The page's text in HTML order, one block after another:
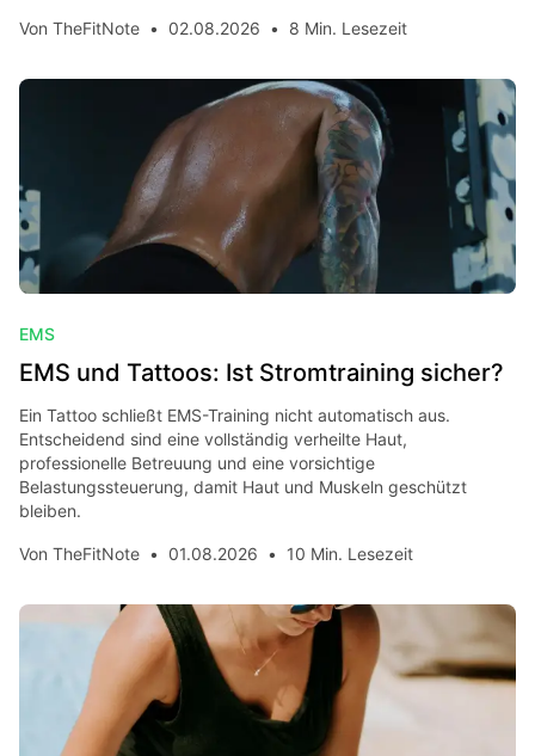
Von TheFitNote • 02.08.2026 • 8 Min. Lesezeit
EMS
EMS und Tattoos: Ist Stromtraining sicher?
Ein Tattoo schließt EMS-Training nicht automatisch aus.
Entscheidend sind eine vollständig verheilte Haut,
professionelle Betreuung und eine vorsichtige
Belastungssteuerung, damit Haut und Muskeln geschützt
bleiben.
Von TheFitNote • 01.08.2026 • 10 Min. Lesezeit